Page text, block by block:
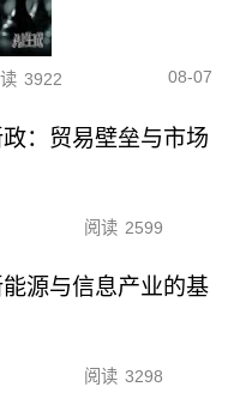
3922 08-07
：贸易壁垒与市场
阅读 2599
源与信息产业的基
阅读 3298